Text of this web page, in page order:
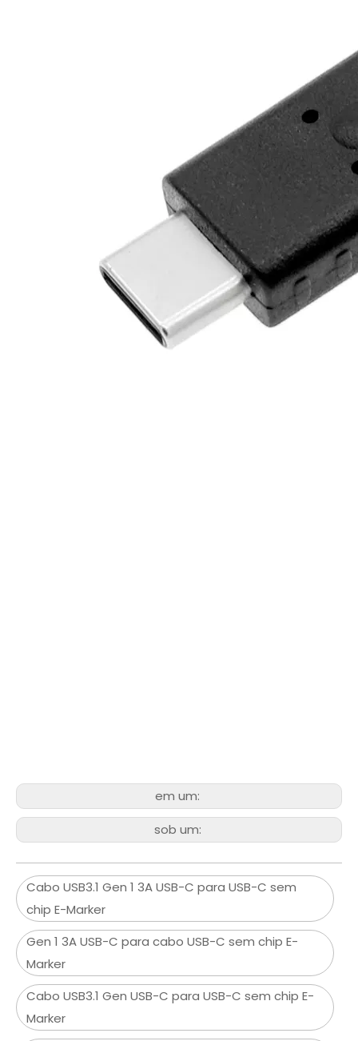
em um:
sob um:
Cabo USB3.1 Gen 1 3A USB-C para USB-C sem
chip E-Marker
Gen 1 3A USB-C para cabo USB-C sem chip E-
Marker
Cabo USB3.1 Gen USB-C para USB-C sem chip E-
Marker